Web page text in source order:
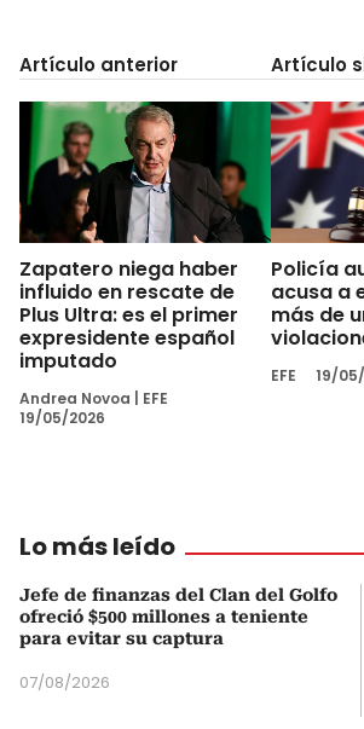
Artículo anterior
Zapatero niega haber
influido en rescate de
Plus Ultra: es el primer
expresidente español
imputado
Andrea Novoa
EFE
19/05/2026
Artículo
Policía
acusa a
más de
EFE 19/
Lo más leído
Jefe de finanzas del Clan del Golfo
ofreció $500 millones a teniente
para evitar su captura
07/08/2026